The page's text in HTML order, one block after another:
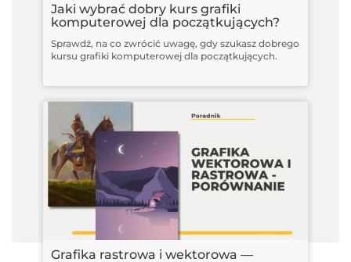
Jaki wybrać dobry kurs grafiki
komputerowej dla początkujących?
Sprawdź, na co zwrócić uwagę, gdy szukasz dobrego
kursu grafiki komputerowej dla początkujących.
Grafika rastrowa i wektorowa —